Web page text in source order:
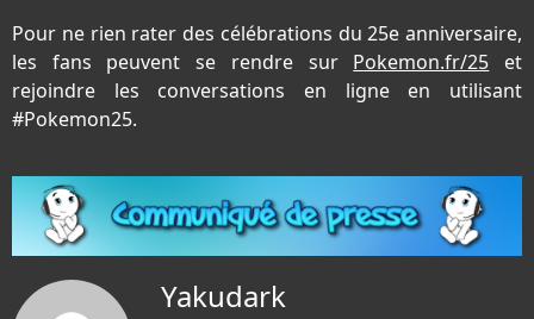
Pour ne rien rater des célébrations du 25e anniversaire,
les fans peuvent se rendre sur Pokemon.fr/25 et
rejoindre les conversations en ligne en utilisant
#Pokemon25.
Yakudark